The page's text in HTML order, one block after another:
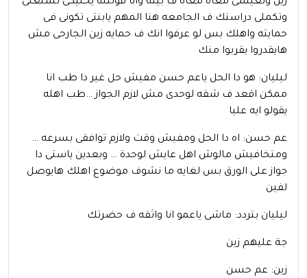
وتكملى دراستك ف الجامعه هنا المهم يابنتى تكونى فى
حمايته واهلك بس لو عرفوا انك ف حمايه زين الجارحى مش
هايقدروا يقربوا منك
ليليان: هو دا الحل ياعم حسن مفيش حل غير دا طب انا
ممكن اقعد ف شقه لوحدى مش لازم الجواز …طب اهله
يقولو ايه عليا
عم حسن: اه دا الحل ومفيش وقت ولازم توافقى بسرعه …
ومتخافيش مالوش اهل عايش لوحدة … وبعدين ياستى دا
جواز على الورق بس لغايه ما نشوف موضوع اهلك هايوصل
لفين
ليليان بتردد: ماشى ياعمو انا واثقه ف حضرتك
جة عليهم زين
زين: عم حسن